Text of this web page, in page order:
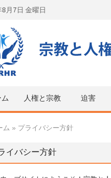
月7日 金曜日
人権と宗教 迫害
ム » プライバシー方針
イバシー方針